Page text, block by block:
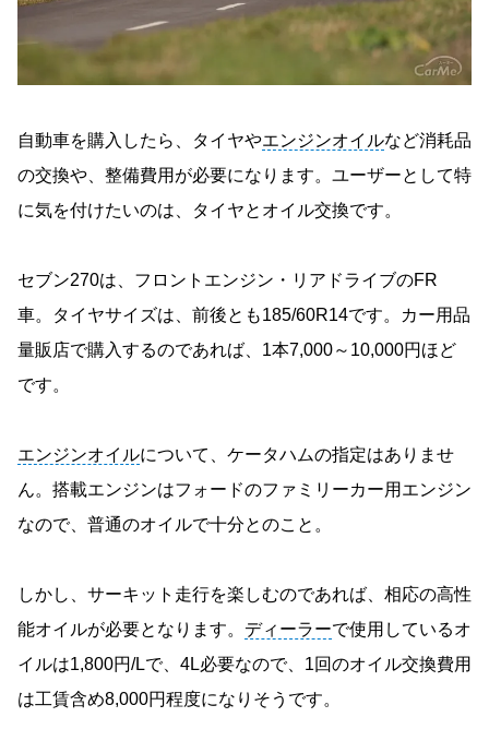
自動車を購入したら、タイヤやエンジンオイルなど消耗品
の交換や、整備費用が必要になります。ユーザーとして特
に気を付けたいのは、タイヤとオイル交換です。
セブン270は、フロントエンジン・リアドライブのFR
車。タイヤサイズは、前後とも185/60R14です。カー用品
量販店で購入するのであれば、1本7,000～10,000円ほど
です。
エンジンオイルについて、ケータハムの指定はありませ
ん。搭載エンジンはフォードのファミリーカー用エンジン
なので、普通のオイルで十分とのこと。
しかし、サーキット走行を楽しむのであれば、相応の高性
能オイルが必要となります。 ディーラーで使用しているオ
イルは1,800円/Lで、4L必要なので、1回のオイル交換費用
は工賃含め8,000円程度になりそうです。